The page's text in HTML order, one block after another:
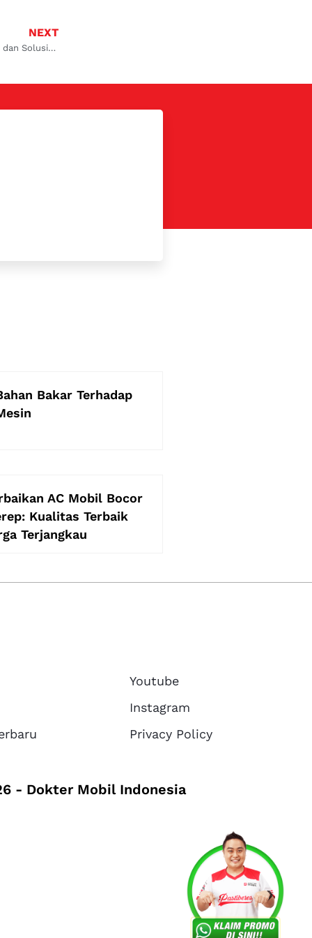
NEXT
Penyebab mobil ngempos di rpm rendah dan Solusinya
Bakar Terhadap
AC Mobil Bocor
Kualitas Terbaik
Terjangkau
Youtube
Instagram
Privacy Policy
- Dokter Mobil Indonesia